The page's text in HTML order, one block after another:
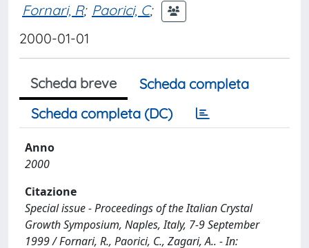
Fornari, R; Paorici, C;
2000-01-01
Scheda breve
Scheda completa
Scheda completa (DC)
Anno
2000
Citazione
Special issue - Proceedings of the Italian Crystal
Growth Symposium, Naples, Italy, 7-9 September
1999 / Fornari, R., Paorici, C., Zagari, A.. - In: